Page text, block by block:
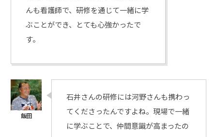
んも看護師で、研修を通じて一緒に学
ぶことができ、とても心強かったで
す。
石井さんの研修には河野さんも携わっ
てくださったんですよね。現場で一緒
に学ぶことで、仲間意識が高まったの